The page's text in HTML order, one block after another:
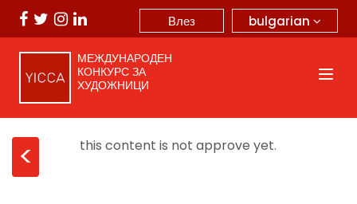
bulgarian
Влез
МЕЖДУНАРОДЕН
КОНКУРС ЗА
ХУДОЖНИЦИ
< this content is not approve yet.